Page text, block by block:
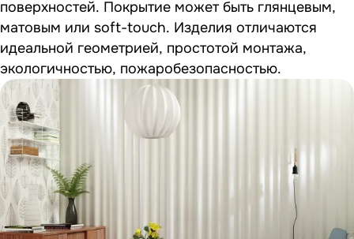
поверхностей. Покрытие может быть глянцевым,
матовым или soft-touch. Изделия отличаются
идеальной геометрией, простотой монтажа,
экологичностью, пожаробезопасностью.